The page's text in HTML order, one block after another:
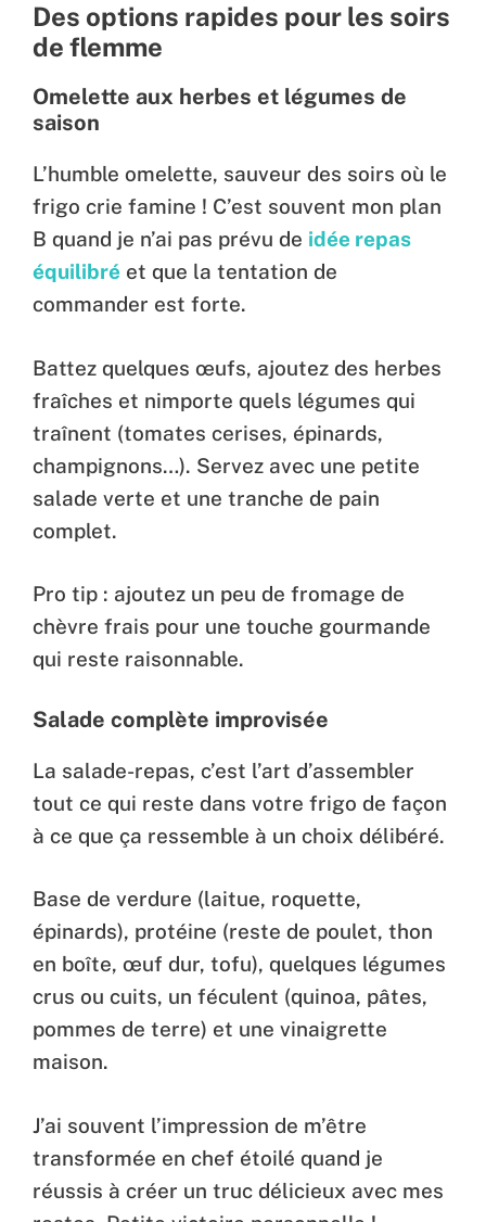
Des options rapides pour les soirs
de flemme
Omelette aux herbes et légumes de
saison
L’humble omelette, sauveur des soirs où le
frigo crie famine ! C’est souvent mon plan
B quand je n’ai pas prévu de idée repas
équilibré et que la tentation de
commander est forte.
Battez quelques œufs, ajoutez des herbes
fraîches et nimporte quels légumes qui
traînent (tomates cerises, épinards,
champignons…). Servez avec une petite
salade verte et une tranche de pain
complet.
Pro tip : ajoutez un peu de fromage de
chèvre frais pour une touche gourmande
qui reste raisonnable.
Salade complète improvisée
La salade-repas, c’est l’art d’assembler
tout ce qui reste dans votre frigo de façon
à ce que ça ressemble à un choix délibéré.
Base de verdure (laitue, roquette,
épinards), protéine (reste de poulet, thon
en boîte, œuf dur, tofu), quelques légumes
crus ou cuits, un féculent (quinoa, pâtes,
pommes de terre) et une vinaigrette
maison.
J’ai souvent l’impression de m’être
transformée en chef étoilé quand je
réussis à créer un truc délicieux avec mes